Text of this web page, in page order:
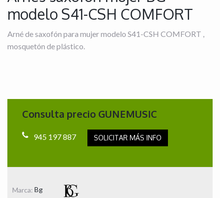
modelo S41-CSH COMFORT
Arné de saxofón para mujer modelo S41-CSH COMFORT ,
mosquetón de plástico.
Consulta precio GUNEMUSIC
945 197 887 SOLICITAR MÁS INFO
Marca: Bg